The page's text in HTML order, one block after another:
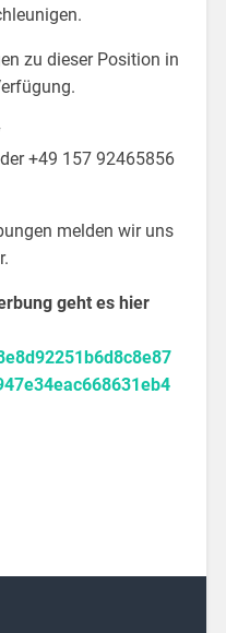
zu dieser Position in
+49 157 92465856
melden wir uns
geht es hier